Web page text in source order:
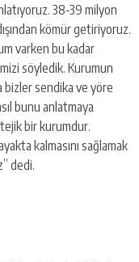
38-39 milyon
kömür getiriyoruz.
varken bu kadar
söyledik. Kurumun
bizler sendika ve yöre
bunu anlatmaya
bir kurumdur.
kalmasını sağlamak
dedi.